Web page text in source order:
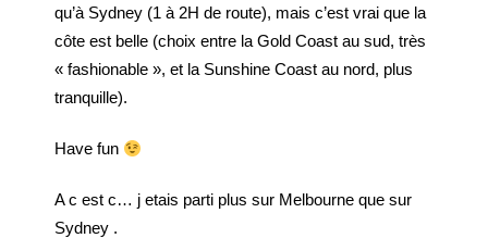
qu’à Sydney (1 à 2H de route), mais c’est vrai que la
côte est belle (choix entre la Gold Coast au sud, très
« fashionable », et la Sunshine Coast au nord, plus
tranquille).
Have fun
A c est c… j etais parti plus sur Melbourne que sur
Sydney .